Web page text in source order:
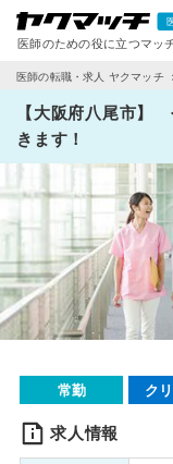
医師の転職・求人 ヤクマッチ
求人詳細
【大阪府八尾市】
きます！
常勤 ク
求人情報